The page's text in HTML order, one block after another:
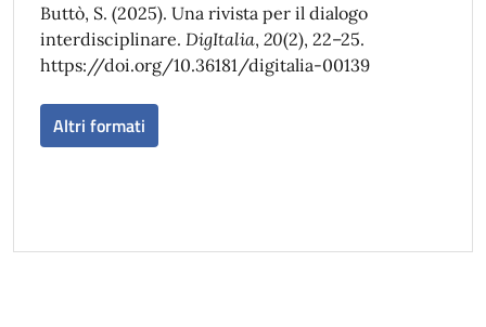
Buttò, S. (2025). Una rivista per il dialogo
interdisciplinare. DigItalia, 20(2), 22–25.
https://doi.org/10.36181/digitalia-00139
Altri formati